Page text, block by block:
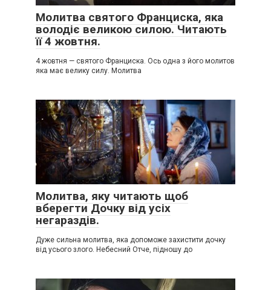
Молитва святого Франциска, яка
володіє великою силою. Читають
її 4 жовтня.
4 жовтня — святого Франциска. Ось одна з його молитов
яка має велику силу. Молитва
Молитва, яку читають щоб
вберегти Дочку від усіх
негараздів.
Дуже сильна молитва, яка допоможе захистити дочку
від усього злого. Небесний Отче, підношу до